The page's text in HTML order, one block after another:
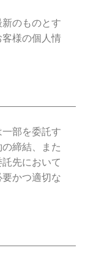
のものとす
様の個人情
部を委託す
締結、また
先において
かつ適切な